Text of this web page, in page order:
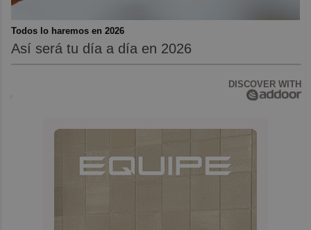
Todos lo haremos en 2026
Así será tu día a día en 2026
DISCOVER WITH